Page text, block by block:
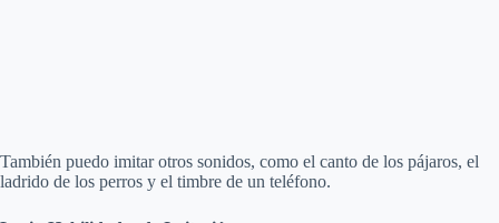
También puedo imitar otros sonidos, como el canto de los pájaros, el
ladrido de los perros y el timbre de un teléfono.